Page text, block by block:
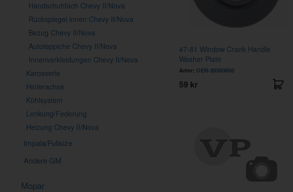
Handschuhfach Chevy II/Nova
Rückspiegel innen Chevy II/Nova
Bezug Chevy II/Nova
Autoteppiche Chevy II/Nova
Innenverkleidungen Chevy II/Nova
Karosserie
Hinterachse
Kühlsystem
Lenkung/Federung
Heizung Chevy II/Nova
Impala/Fullsize
Andere GM
Mopar
47-81 Window Crank Handle
Washer Plate
Artnr: OER-20393850
59 kr